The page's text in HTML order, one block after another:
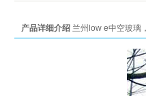
产品详细介绍 兰州low e中空玻璃